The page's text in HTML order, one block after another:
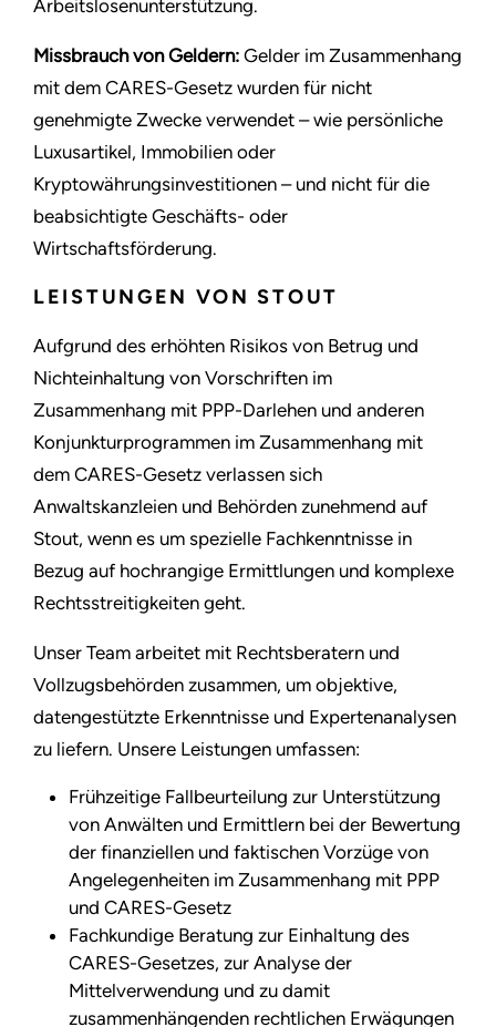
Arbeitslosenunterstützung.
Missbrauch von Geldern: Gelder im Zusammenhang
mit dem CARES-Gesetz wurden für nicht
genehmigte Zwecke verwendet – wie persönliche
Luxusartikel, Immobilien oder
Kryptowährungsinvestitionen – und nicht für die
beabsichtigte Geschäfts- oder
Wirtschaftsförderung.
LEISTUNGEN VON STOUT
Aufgrund des erhöhten Risikos von Betrug und
Nichteinhaltung von Vorschriften im
Zusammenhang mit PPP-Darlehen und anderen
Konjunkturprogrammen im Zusammenhang mit
dem CARES-Gesetz verlassen sich
Anwaltskanzleien und Behörden zunehmend auf
Stout, wenn es um spezielle Fachkenntnisse in
Bezug auf hochrangige Ermittlungen und komplexe
Rechtsstreitigkeiten geht.
Unser Team arbeitet mit Rechtsberatern und
Vollzugsbehörden zusammen, um objektive,
datengestützte Erkenntnisse und Expertenanalysen
zu liefern. Unsere Leistungen umfassen:
Frühzeitige Fallbeurteilung zur Unterstützung
von Anwälten und Ermittlern bei der Bewertung
der finanziellen und faktischen Vorzüge von
Angelegenheiten im Zusammenhang mit PPP
und CARES-Gesetz
Fachkundige Beratung zur Einhaltung des
CARES-Gesetzes, zur Analyse der
Mittelverwendung und zu damit
zusammenhängenden rechtlichen Erwägungen